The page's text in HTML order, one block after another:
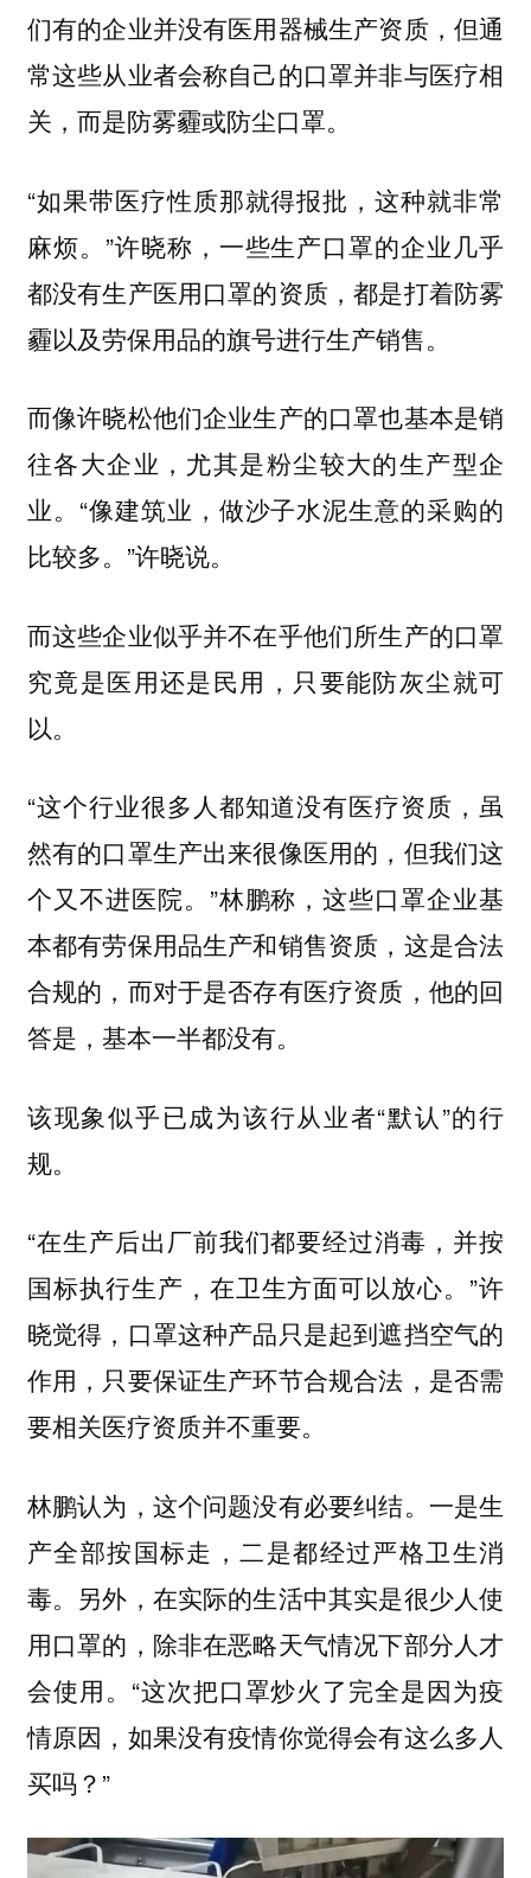
们有的企业并没有医用器械生产资质，但通
常这些从业者会称自己的口罩并非与医疗相
关，而是防雾霾或防尘口罩。
“如果带医疗性质那就得报批，这种就非常
麻烦。”许晓称，一些生产口罩的企业几乎
都没有生产医用口罩的资质，都是打着防雾
霾以及劳保用品的旗号进行生产销售。
而像许晓松他们企业生产的口罩也基本是销
往各大企业，尤其是粉尘较大的生产型企
业。“像建筑业，做沙子水泥生意的采购的
比较多。”许晓说。
而这些企业似乎并不在乎他们所生产的口罩
究竟是医用还是民用，只要能防灰尘就可
以。
“这个行业很多人都知道没有医疗资质，虽
然有的口罩生产出来很像医用的，但我们这
个又不进医院。”林鹏称，这些口罩企业基
本都有劳保用品生产和销售资质，这是合法
合规的，而对于是否存有医疗资质，他的回
答是，基本一半都没有。
该现象似乎已成为该行从业者“默认”的行
规。
“在生产后出厂前我们都要经过消毒，并按
国标执行生产，在卫生方面可以放心。”许
晓觉得，口罩这种产品只是起到遮挡空气的
作用，只要保证生产环节合规合法，是否需
要相关医疗资质并不重要。
林鹏认为，这个问题没有必要纠结。一是生
产全部按国标走，二是都经过严格卫生消
毒。另外，在实际的生活中其实是很少人使
用口罩的，除非在恶略天气情况下部分人才
会使用。“这次把口罩炒火了完全是因为疫
情原因，如果没有疫情你觉得会有这么多人
买吗？”